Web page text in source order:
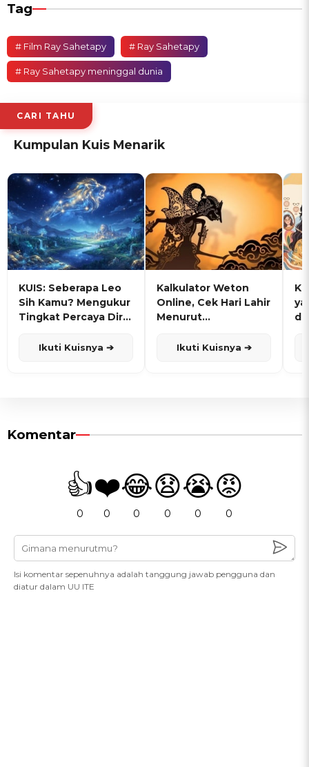
Tag
# Film Ray Sahetapy # Ray Sahetapy
# Ray Sahetapy meninggal dunia
CARI TAHU
Kumpulan Kuis Menarik
KUIS: Seberapa Leo
Sih Kamu? Mengukur
Tingkat Percaya Diri
Ikuti Kuisnya ➔
Kalkulator Weton
Online, Cek Hari Lahir
Menurut
Ikuti Kuisnya ➔
Komentar
👍
0
❤️
0
😂
0
😧
0
😭
0
😡
0
Isi komentar sepenuhnya adalah tanggung jawab pengguna dan
diatur dalam UU ITE